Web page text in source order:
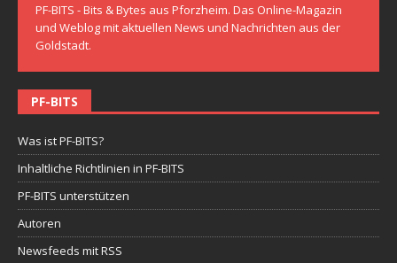
PF-BITS - Bits & Bytes aus Pforzheim. Das Online-Magazin
und Weblog mit aktuellen News und Nachrichten aus der
Goldstadt.
PF-BITS
Was ist PF-BITS?
Inhaltliche Richtlinien in PF-BITS
PF-BITS unterstützen
Autoren
Newsfeeds mit RSS